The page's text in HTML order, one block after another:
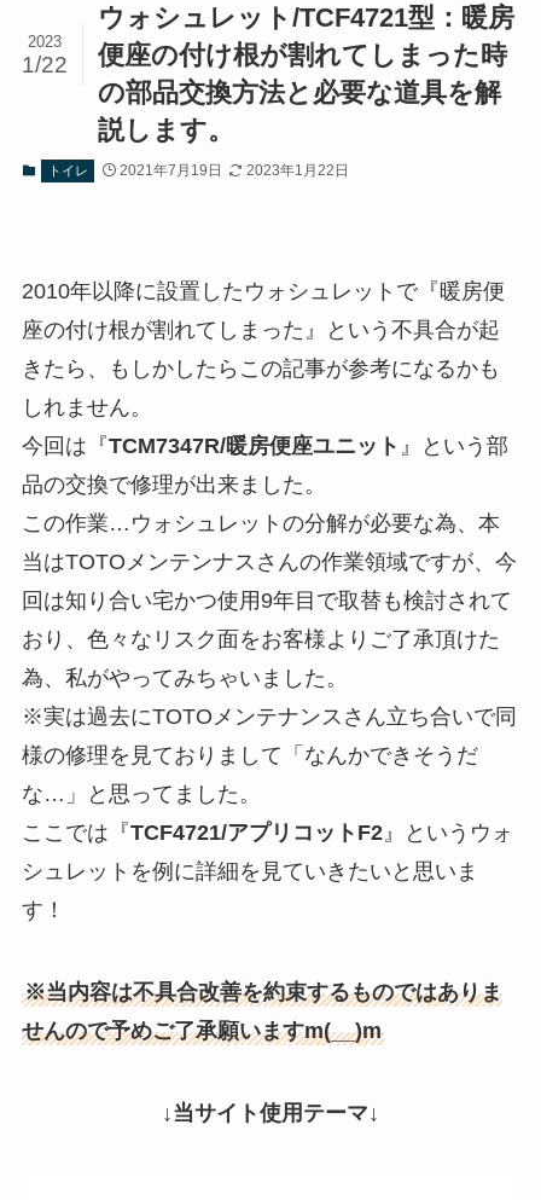
ウォシュレット/TCF4721型：暖房
便座の付け根が割れてしまった時
の部品交換方法と必要な道具を解
説します。
2023
1/22
トイレ 2021年7月19日 2023年1月22日
2010年以降に設置したウォシュレットで『暖房便
座の付け根が割れてしまった』という不具合が起
きたら、もしかしたらこの記事が参考になるかも
しれません。
今回は『TCM7347R/暖房便座ユニット 』という部
品の交換で修理が出来ました。
この作業…ウォシュレットの分解が必要な為、本
当はTOTOメンテンナスさんの作業領域ですが、今
回は知り合い宅かつ使用9年目で取替も検討されて
おり、色々なリスク面をお客様よりご了承頂けた
為、私がやってみちゃいました。
※実は過去にTOTOメンテナンスさん立ち合いで同
様の修理を見ておりまして「なんかできそうだ
な…」と思ってました。
ここでは『TCF4721/アプリコットF2』というウォ
シュレットを例に詳細を見ていきたいと思いま
す！
※当内容は不具合改善を約束するものではありま
せんので予めご了承願いますm(__)m
↓当サイト使用テーマ↓